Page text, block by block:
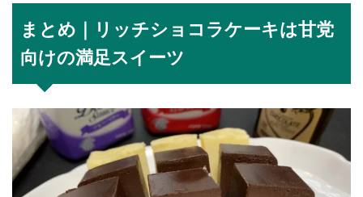
まとめ｜リッチショコラケーキは甘党
向けの満足スイーツ